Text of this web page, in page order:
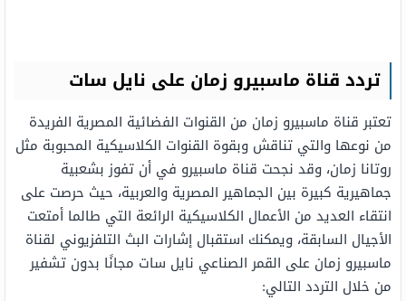
تردد قناة ماسبيرو زمان على نايل سات
تعتبر قناة ماسبيرو زمان من القنوات الفضائية المصرية الفريدة
من نوعها والتي تناقش وبقوة القنوات الكلاسيكية المحبوبة مثل
روتانا زمان، وقد نجحت قناة ماسبيرو في أن تفوز بشعبية
جماهيرية كبيرة بين الجماهير المصرية والعربية، حيث حرصت على
انتقاء العديد من الأعمال الكلاسيكية الرائعة التي طالما أمتعت
الأجيال السابقة، ويمكنك استقبال إشارات البث التلفزيوني لقناة
ماسبيرو زمان على القمر الصناعي نايل سات مجانًا بدون تشفير
من خلال التردد التالي: